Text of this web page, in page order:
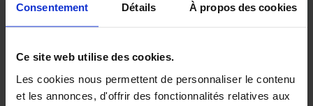
Consentement Détails À propos des cookies
Ce site web utilise des cookies.
Les cookies nous permettent de personnaliser le contenu
et les annonces, d'offrir des fonctionnalités relatives aux